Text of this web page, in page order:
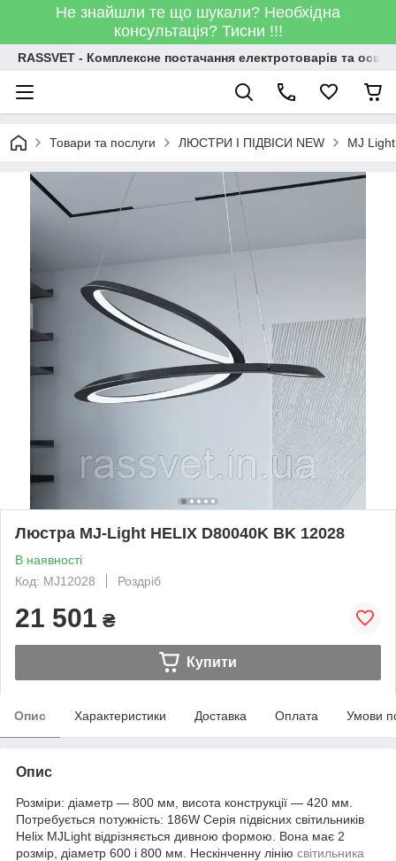
Не знайшли те що шукали? Необхідна
консультація? Тисни !!!
RASSVET - Комплексне постачання електротоварів та
Товари та послуги ЛЮСТРИ І ПІДВІСИ NEW MJ Light
Люстра MJ-Light HELIX D80040K BK 12028
В наявності
Код: MJ12028
Роздріб
21 501 ₴
Купити
Опис Характеристики Доставка Оплата Умови
Опис
Розміри: діаметр — 800 мм, висота конструкції — 420 мм.
Потребується потужність: 186W Серія підвісних світильників
Helix MJLight відрізняється дивною формою. Вона має 2
розмір, діаметр 600 і 800 мм. Нескінченну лінію світильника